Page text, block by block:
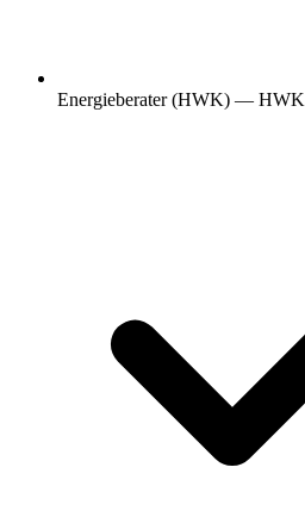
Energieberater (HWK) — HWK